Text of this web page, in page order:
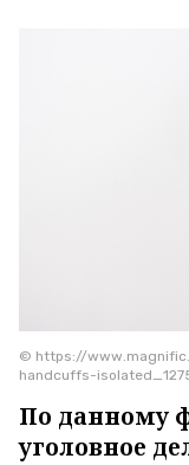
© https://
handcuffs-
По данному
уголовное